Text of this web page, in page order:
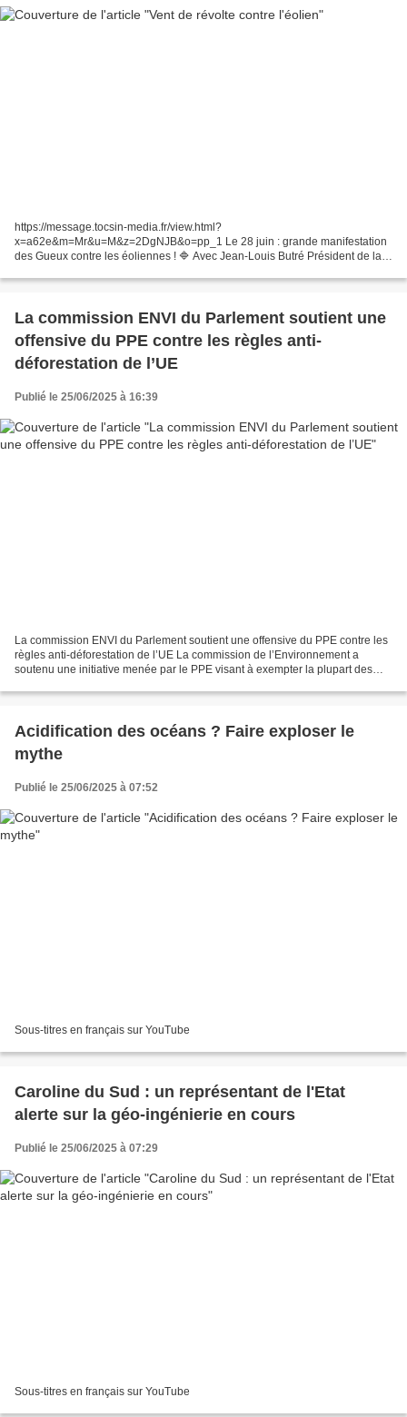
https://message.tocsin-media.fr/view.html?
x=a62e&m=Mr&u=M&z=2DgNJB&o=pp_1 Le 28 juin : grande manifestation
des Gueux contre les éoliennes ! 🔷 Avec Jean-Louis Butré Président de la
La commission ENVI du Parlement soutient une
offensive du PPE contre les règles anti-
déforestation de l’UE
Publié le 25/06/2025 à 16:39
La commission ENVI du Parlement soutient une offensive du PPE contre les
règles anti-déforestation de l’UE La commission de l’Environnement a
soutenu une initiative menée par le PPE visant à exempter la plupart des
Acidification des océans ? Faire exploser le
mythe
Publié le 25/06/2025 à 07:52
Sous-titres en français sur YouTube
Caroline du Sud : un représentant de l'Etat
alerte sur la géo-ingénierie en cours
Publié le 25/06/2025 à 07:29
Sous-titres en français sur YouTube